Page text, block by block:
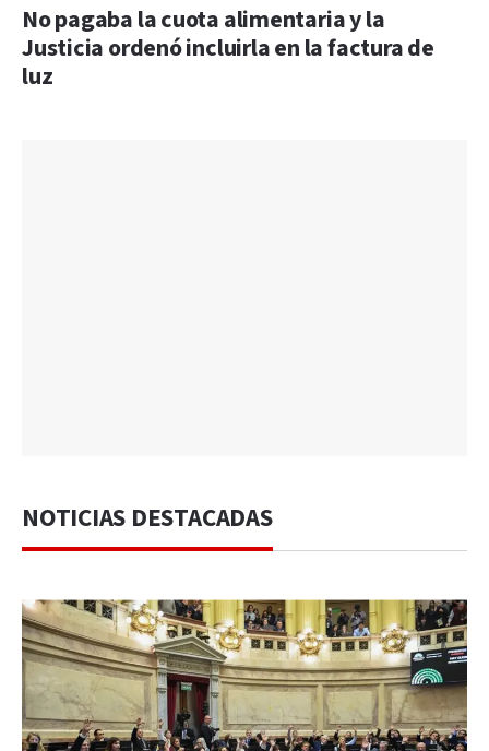
No pagaba la cuota alimentaria y la
Justicia ordenó incluirla en la factura de
luz
NOTICIAS DESTACADAS